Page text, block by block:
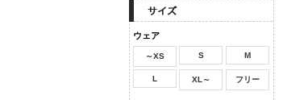
ウェア
～XS S M
L XL～ フリー